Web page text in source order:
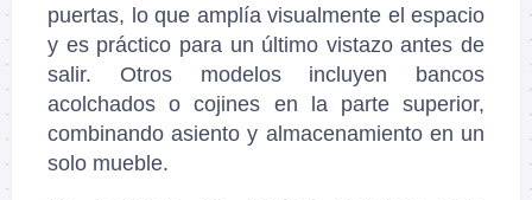
puertas, lo que amplía visualmente el espacio
y es práctico para un último vistazo antes de
salir. Otros modelos incluyen bancos
acolchados o cojines en la parte superior,
combinando asiento y almacenamiento en un
solo mueble.